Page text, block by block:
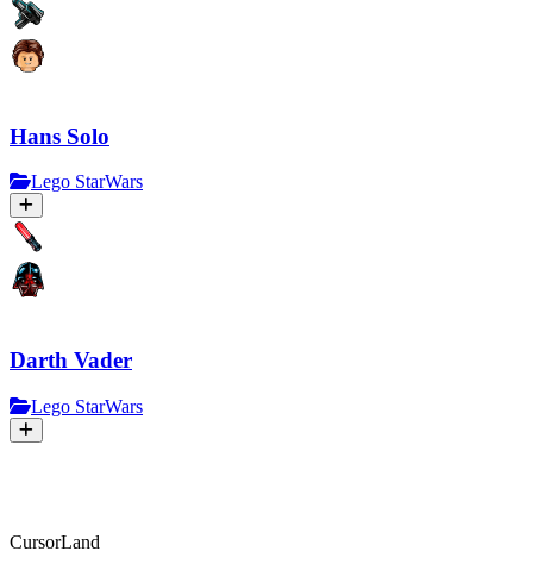
Hans Solo
Lego StarWars
Darth Vader
Lego StarWars
CursorLand